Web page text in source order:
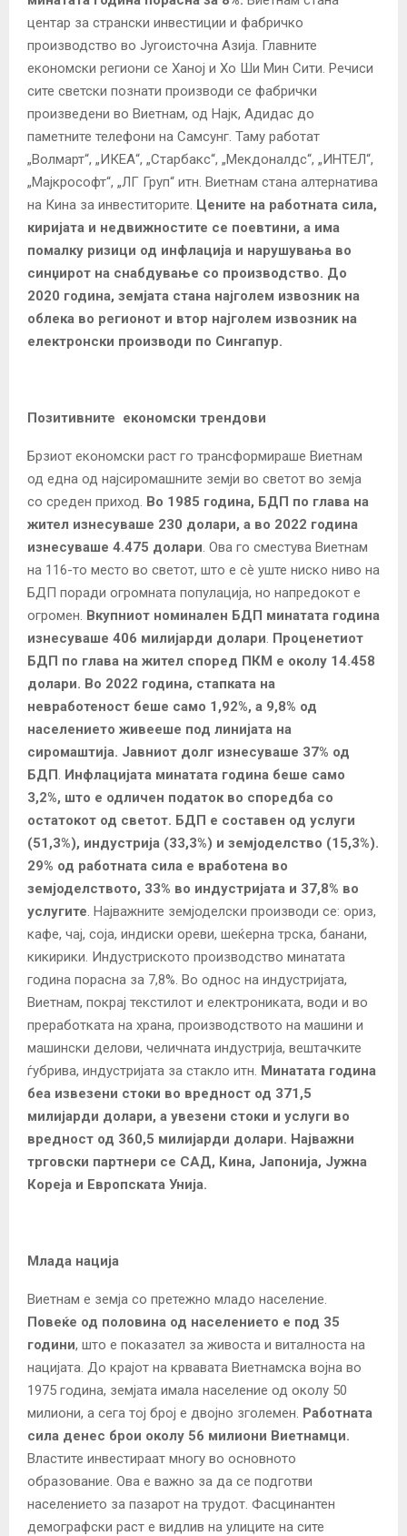
центар за странски инвестиции и фабричко
производство во Југоисточна Азија. Главните
економски региони се Ханој и Хо Ши Мин Сити. Речиси
сите светски познати производи се фабрички
произведени во Виетнам, од Најк, Адидас до
паметните телефони на Самсунг. Таму работат
„Волмарт“, „ИКЕА“, „Старбакс“, „Мекдоналдс“, „ИНТЕЛ“,
„Мајкрософт“, „ЛГ Груп“ итн. Виетнам стана алтернатива
на Кина за инвеститорите. Цените на работната сила,
киријата и недвижностите се поевтини, а има
помалку ризици од инфлација и нарушувања во
синџирот на снабдување со производство. До
2020 година, земјата стана најголем извозник на
облека во регионот и втор најголем извозник на
електронски производи по Сингапур.
Позитивните економски трендови
Брзиот економски раст го трансформираше Виетнам
од една од најсиромашните земји во светот во земја
со среден приход. Во 1985 година, БДП по глава на
жител изнесуваше 230 долари, а во 2022 година
изнесуваше 4.475 долари. Ова го сместува Виетнам
на 116-то место во светот, што е сè уште ниско ниво на
БДП поради огромната популација, но напредокот е
огромен. Вкупниот номинален БДП минатата година
изнесуваше 406 милијарди долари. Проценетиот
БДП по глава на жител според ПКМ е околу 14.458
долари. Во 2022 година, стапката на
невработеност беше само 1,92%, а 9,8% од
населението живееше под линијата на
сиромаштија. Јавниот долг изнесуваше 37% од
БДП. Инфлацијата минатата година беше само
3,2%, што е одличен податок во споредба со
остатокот од светот. БДП е составен од услуги
(51,3%), индустрија (33,3%) и земјоделство (15,3%).
29% од работната сила е вработена во
земјоделството, 33% во индустријата и 37,8% во
услугите. Најважните земјоделски производи се: ориз,
кафе, чај, соја, индиски ореви, шеќерна трска, банани,
кикирики. Индустриското производство минатата
година порасна за 7,8%. Во однос на индустријата,
Виетнам, покрај текстилот и електрониката, води и во
преработката на храна, производството на машини и
машински делови, челичната индустрија, вештачките
ѓубрива, индустријата за стакло итн. Минатата година
беа извезени стоки во вредност од 371,5
милијарди долари, а увезени стоки и услуги во
вредност од 360,5 милијарди долари. Најважни
трговски партнери се САД, Кина, Јапонија, Јужна
Кореја и Европската Унија.
Млада нација
Виетнам е земја со претежно младо население.
Повеќе од половина од населението е под 35
години, што е показател за живоста и виталноста на
нацијата. До крајот на крвавата Виетнамска војна во
1975 година, земјата имала население од околу 50
милиони, а сега тој број е двојно зголемен. Работната
сила денес брои околу 56 милиони Виетнамци.
Властите инвестираат многу во основното
образование. Ова е важно за да се подготви
населението за пазарот на трудот. Фасцинантен
демографски раст е видлив на улиците на сите